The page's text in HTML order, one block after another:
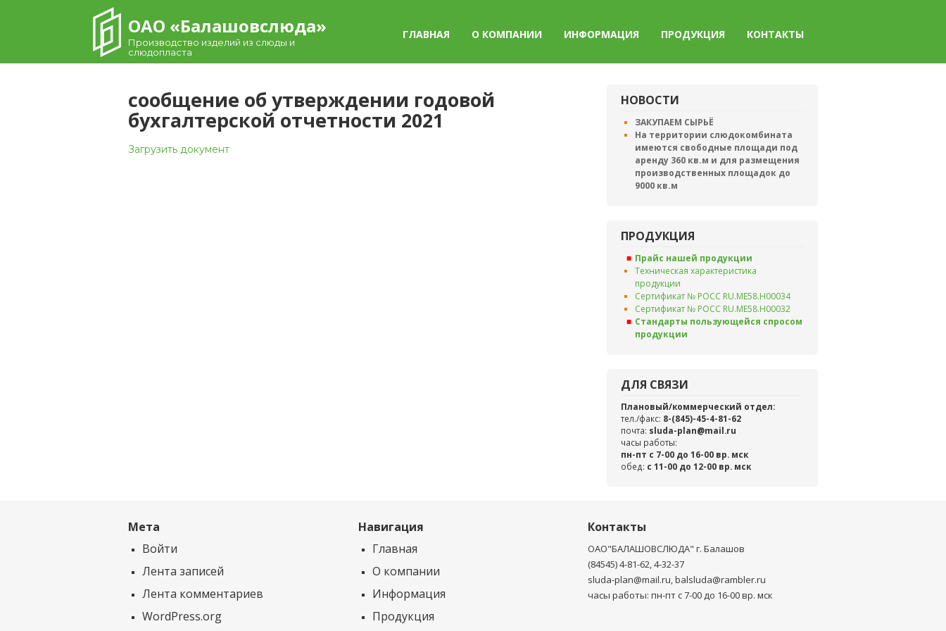
ОАО «Балашовcлюда»
Производство изделий из слюды и
слюдопласта
ГЛАВНАЯ О КОМПАНИИ ИНФОРМАЦИЯ ПРОДУКЦИЯ КОНТАКТЫ
сообщение об утверждении годовой
бухгалтерской отчетности 2021
Загрузить документ
НОВОСТИ
ЗАКУПАЕМ СЫРЬЁ
На территории слюдокомбината
имеются свободные площади под
аренду 360 кв.м и для размещения
производственных площадок до
9000 кв.м
ПРОДУКЦИЯ
Прайс нашей продукции
Техническая характеристика
продукции
Сертификат № РОСС RU.ME58.H00034
Сертификат № РОСС RU.ME58.H00032
Стандарты пользующейся спросом
продукции
ДЛЯ СВЯЗИ
Плановый/коммерческий отдел:
тел./факс: 8-(845)-45-4-81-62
почта: sluda-plan@mail.ru
часы работы:
пн-пт с 7-00 до 16-00 вр. мск
обед: c 11-00 до 12-00 вр. мск
Мета
Войти
Лента записей
Лента комментариев
WordPress.org
Навигация
Главная
О компании
Информация
Продукция
Контакты
ОАО"БАЛАШОВСЛЮДА" г. Балашов
(84545) 4-81-62, 4-32-37
sluda-plan@mail.ru, balsluda@rambler.ru
часы работы: пн-пт с 7-00 до 16-00 вр. мск